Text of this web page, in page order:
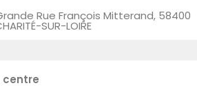
Rue François Mitterand, 58400
SUR-LOIRE
centre